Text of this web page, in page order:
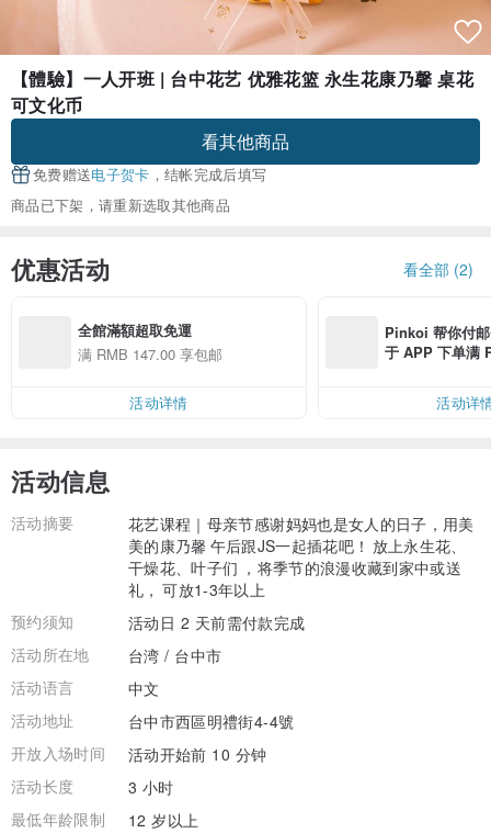
【體驗】一人开班 | 台中花艺 优雅花篮 永生花康乃馨 桌花
可文化币
看其他商品
免费赠送电子贺卡 ，结帐完成后填写
商品已下架，请重新选取其他商品
优惠活动 看全部 (2)
全館滿額超取免運
满 RMB 147.00 享包邮
活动详情
Pinkoi 帮你付
于 APP 下单满
活动详
活动信息
活动摘要
花艺课程｜母亲节感谢妈妈也是女人的日子，用美
美的康乃馨⁣⁣⁣⁣⁣⁣⁣⁣午后跟JS一起插花吧！⁣⁣⁣⁣⁣⁣放上永生花、
干燥花、叶子们⁣⁣⁣⁣⁣⁣⁣⁣，将季节的浪漫收藏到家中或送
礼，⁣⁣⁣⁣⁣⁣⁣可放1-3年以上
预约须知
活动日 2 天前需付款完成
活动所在地
台湾 / 台中市
活动语言
中文
活动地址
台中市西區明禮街4-4號
开放入场时间
活动开始前 10 分钟
活动长度
3 小时
最低年龄限制
12 岁以上